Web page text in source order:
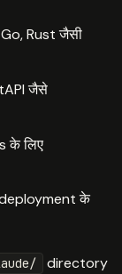
Rust जैसी
जैसे
के लिए
के
directory